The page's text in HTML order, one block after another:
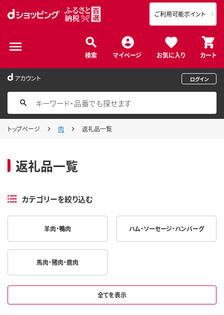
検索 マイページ お気に入り カート
ご利用可能ポイント
アカウント ログイン
トップページ 肉 返礼品一覧
返礼品一覧
カテゴリーを絞り込む
羊肉・鴨肉 ハム・ソーセージ・ハンバーグ
馬肉・猪肉・鹿肉
全てを表示